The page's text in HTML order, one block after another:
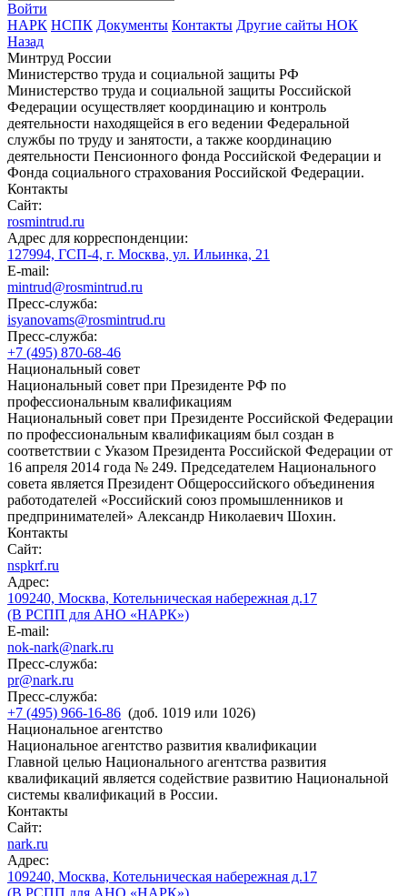
Войти
НАРК НСПК Документы Контакты Другие сайты НОК
Назад
Минтруд России
Министерство труда и социальной защиты РФ
Министерство труда и социальной защиты Российской
Федерации осуществляет координацию и контроль
деятельности находящейся в его ведении Федеральной
службы по труду и занятости, а также координацию
деятельности Пенсионного фонда Российской Федерации и
Фонда социального страхования Российской Федерации.
Контакты
Сайт:
rosmintrud.ru
Адрес для корреспонденции:
127994, ГСП-4, г. Москва, ул. Ильинка, 21
E-mail:
mintrud@rosmintrud.ru
Пресс-служба:
isyanovams@rosmintrud.ru
Пресс-служба:
+7 (495) 870-68-46
Национальный совет
Национальный совет при Президенте РФ по
профессиональным квалификациям
Национальный совет при Президенте Российской Федерации
по профессиональным квалификациям был создан в
соответствии с Указом Президента Российской Федерации от
16 апреля 2014 года № 249. Председателем Национального
совета является Президент Общероссийского объединения
работодателей «Российский союз промышленников и
предпринимателей» Александр Николаевич Шохин.
Контакты
Сайт:
nspkrf.ru
Адрес:
109240, Москва, Котельническая набережная д.17
(В РСПП для АНО «НАРК»)
E-mail:
nok-nark@nark.ru
Пресс-служба:
pr@nark.ru
Пресс-служба:
+7 (495) 966-16-86 (доб. 1019 или 1026)
Национальное агентство
Национальное агентство развития квалификации
Главной целью Национального агентства развития
квалификаций является содействие развитию Национальной
системы квалификаций в России.
Контакты
Сайт:
nark.ru
Адрес:
109240, Москва, Котельническая набережная д.17
(В РСПП для АНО «НАРК»)